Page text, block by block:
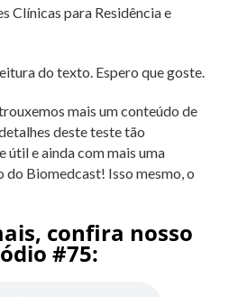
Clínicas para Residência e
do texto. Espero que goste.
mais um conteúdo de
deste teste tão
útil e ainda com mais uma
do Biomedcast! Isso mesmo, o
confira nosso
#75: